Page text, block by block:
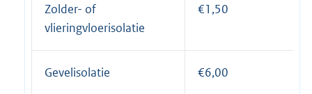
Zolder- of
vlieringvloerisolatie
€1,50
Gevelisolatie €6,00